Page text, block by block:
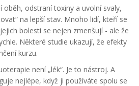
oběh, odstraní toxiny a uvolní svaly,
na lepší stav. Mnoho lidí, kteří se
bolesti se nejen zmenšují - ale že
Některé studie ukazují, že efekty
kurzu.
není „lék“. Je to nástroj. A
nejlépe, když ji používáte spolu se